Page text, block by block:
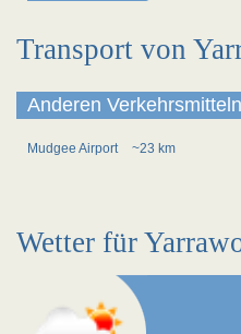
Transport von
Anderen Verkehrsmitteln
Mudgee Airport ~23 km
Wetter für